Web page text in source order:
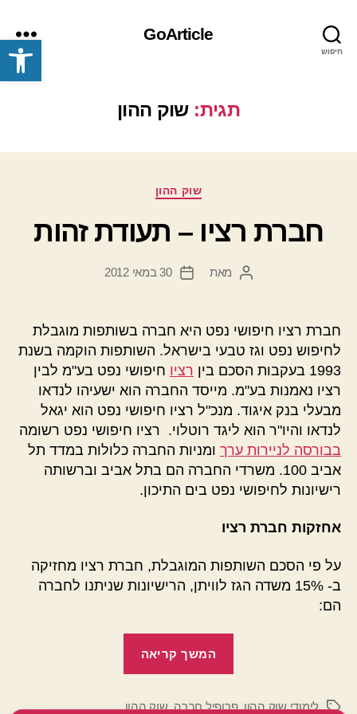
פתח סרגל נגישות חיפוש
GoArticle
תפריט
תגית: שוק ההון
קטגוריותשוק ההון
חברת רציו – תעודת זהות
המחבר
מאת
תאריך
30 במאי 2012
חברת רציו חיפושי נפט היא חברה בשותפות מוגבלת
לחיפוש נפט וגז טבעי בישראל. השותפות הוקמה בשנת
1993 בעקבות הסכם בין
רציו חיפושי נפט בע"מ לבין
רציו נאמנות בע"מ. מייסד החברה הוא ישעיהו לנדאו
מבעלי בנק איגוד. מנכ"ל רציו חיפושי נפט הוא יגאל
לנדאו והיו"ר הוא ליגד רוטלוי. רציו חיפושי נפט רשומה
בבורסה לניירות ערך ומניות החברה כלולות במדד תל
אביב 100. משרדי החברה הם בתל אביב וברשותה
רישיונות לחיפושי נפט בים התיכון.
אחזקות חברת רציו
על פי הסכם השותפות המוגבלת, חברת רציו מחזיקה
ב- 15% משדה הגז לוויתן, הרישיונות שניתנו לחברה
הם:
המשך קריאה
תעודת
תגיותלימודי שוק ההון,פרופיל חברה,שוק ההון